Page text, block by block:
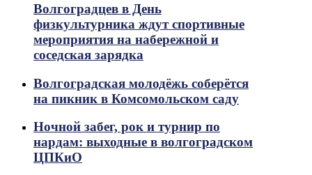
Волгоградцев в День
физкультурника ждут спортивные
мероприятия на набережной и
соседская зарядка
Волгоградская молодёжь соберётся
на пикник в Комсомольском саду
Ночной забег, рок и турнир по
нардам: выходные в волгоградском
ЦПКиО